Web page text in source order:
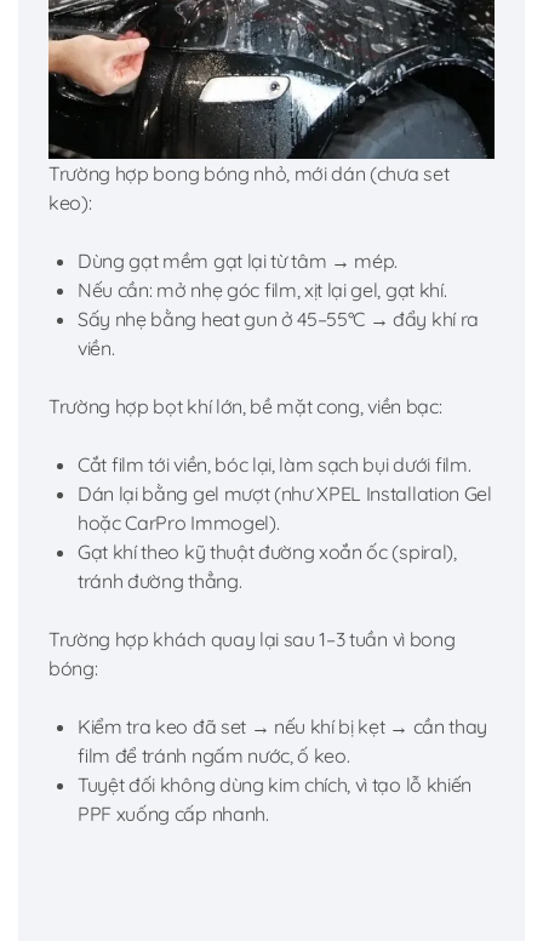
Trường hợp bong bóng nhỏ, mới dán (chưa set
keo):
Dùng gạt mềm gạt lại từ tâm → mép.
Nếu cần: mở nhẹ góc film, xịt lại gel, gạt khí.
Sấy nhẹ bằng heat gun ở 45–55°C → đẩy khí ra
viền.
Trường hợp bọt khí lớn, bề mặt cong, viền bạc:
Cắt film tới viền, bóc lại, làm sạch bụi dưới film.
Dán lại bằng gel mượt (như XPEL Installation Gel
hoặc CarPro Immogel).
Gạt khí theo kỹ thuật đường xoắn ốc (spiral),
tránh đường thẳng.
Trường hợp khách quay lại sau 1–3 tuần vì bong
bóng:
Kiểm tra keo đã set → nếu khí bị kẹt → cần thay
film để tránh ngấm nước, ố keo.
Tuyệt đối không dùng kim chích, vì tạo lỗ khiến
PPF xuống cấp nhanh.